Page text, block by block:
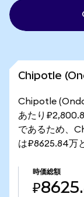
Chipotle
Chipotle
あたり
であるため、
は₽8625.84万
時価総額